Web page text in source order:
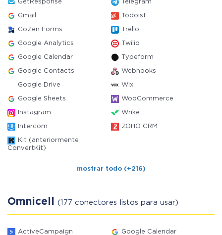
GetResponse Telegram
Gmail Todoist
GoZen Forms Trello
Google Analytics Twilio
Google Calendar Typeform
Google Contacts Webhooks
Google Drive Wix
Google Sheets WooCommerce
Instagram Wrike
Intercom ZOHO CRM
Kit (anteriormente
ConvertKit)
mostrar todo (+216)
Omnicell (177 conectores listos para usar)
ActiveCampaign Google Calendar